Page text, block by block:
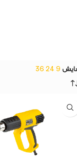
9
24
36